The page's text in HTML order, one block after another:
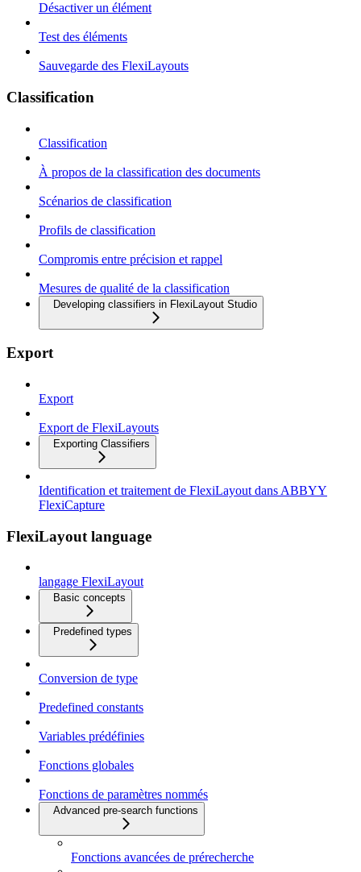
Désactiver un élément
Test des éléments
Sauvegarde des FlexiLayouts
Classification
Classification
À propos de la classification des documents
Scénarios de classification
Profils de classification
Compromis entre précision et rappel
Mesures de qualité de la classification
Developing classifiers in FlexiLayout Studio
Export
Export
Export de FlexiLayouts
Exporting Classifiers
Identification et traitement de FlexiLayout dans ABBYY
FlexiCapture
FlexiLayout language
langage FlexiLayout
Basic concepts
Predefined types
Conversion de type
Predefined constants
Variables prédéfinies
Fonctions globales
Fonctions de paramètres nommés
Advanced pre-search functions
Fonctions avancées de prérecherche